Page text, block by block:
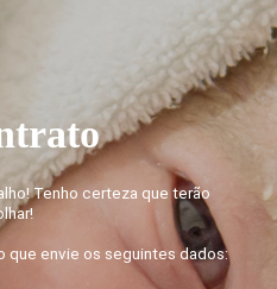
Tenho certeza que terão
que envie os seguintes dados: